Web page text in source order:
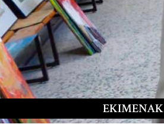
EKIMENAK